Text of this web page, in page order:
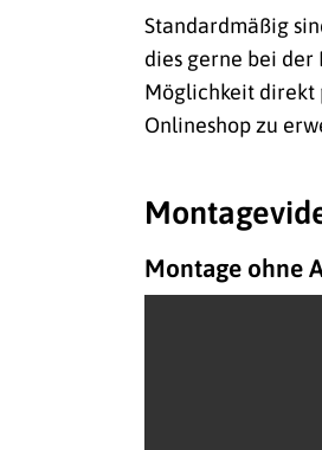
Standardmäßig
dies gerne bei der
Möglichkeit direkt
Onlineshop zu
Montage ohne